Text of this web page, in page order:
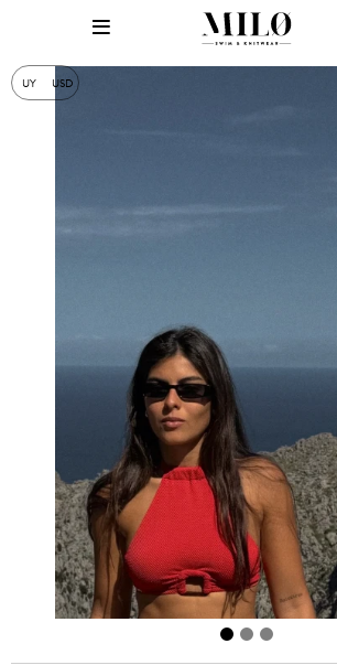
UY USD
